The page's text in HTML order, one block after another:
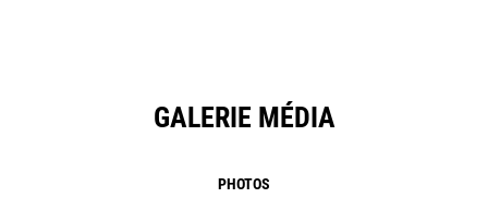
GALERIE MÉDIA
PHOTOS